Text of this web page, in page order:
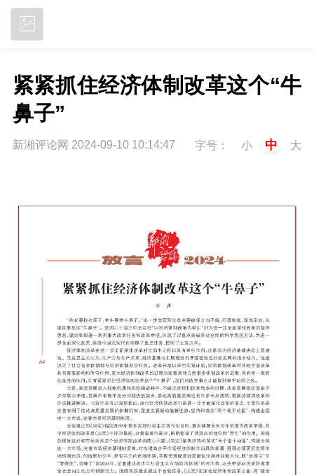
紧紧抓住经济体制改革这个“牛
鼻子”
新湘评论网 2024-09-10 10:14:47 字号： 小 中 大